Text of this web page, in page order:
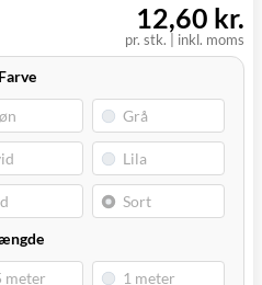
pr. stk. inkl. moms
12,60 kr.
Farve